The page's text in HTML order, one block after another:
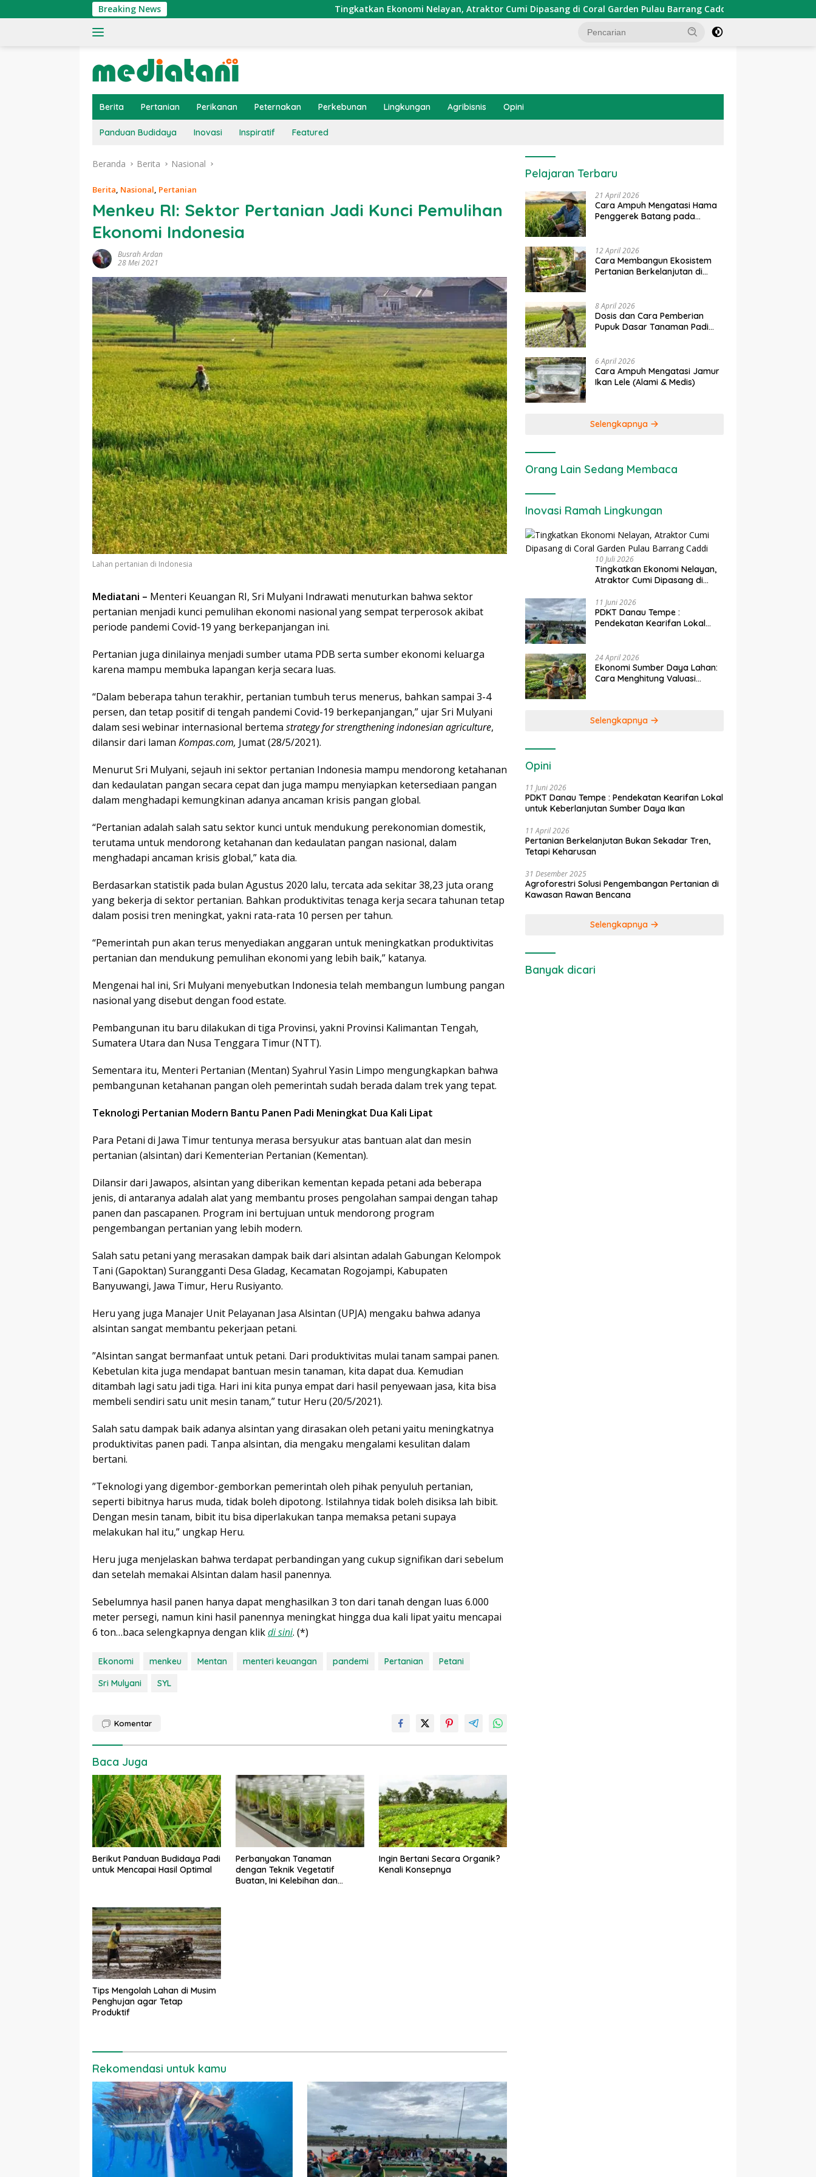
ke
Breaking News Tingkatkan Ekonomi Nelayan, Atraktor Cumi Dipasang di Coral Garden Pulau Barrang Caddi PDKT Danau Tempe :
Berita Pertanian Perikanan Peternakan Perkebunan Lingkungan Agribisnis Opini
Panduan Budidaya Inovasi Inspiratif Featured
Beranda Berita Nasional
Berita, Nasional, Pertanian
Menkeu RI: Sektor Pertanian Jadi Kunci Pemulihan
Ekonomi Indonesia
Busrah Ardan
28 Mei 2021
Lahan pertanian di Indonesia
Mediatani – Menteri Keuangan RI, Sri Mulyani Indrawati menuturkan bahwa sektor
pertanian menjadi kunci pemulihan ekonomi nasional yang sempat terperosok akibat
periode pandemi Covid-19 yang berkepanjangan ini.
Pertanian juga dinilainya menjadi sumber utama PDB serta sumber ekonomi keluarga
karena mampu membuka lapangan kerja secara luas.
“Dalam beberapa tahun terakhir, pertanian tumbuh terus menerus, bahkan sampai 3-4
persen, dan tetap positif di tengah pandemi Covid-19 berkepanjangan,” ujar Sri Mulyani
dalam sesi webinar internasional bertema strategy for strengthening indonesian agriculture,
dilansir dari laman Kompas.com, Jumat (28/5/2021).
Menurut Sri Mulyani, sejauh ini sektor pertanian Indonesia mampu mendorong ketahanan
dan kedaulatan pangan secara cepat dan juga mampu menyiapkan ketersediaan pangan
dalam menghadapi kemungkinan adanya ancaman krisis pangan global.
“Pertanian adalah salah satu sektor kunci untuk mendukung perekonomian domestik,
terutama untuk mendorong ketahanan dan kedaulatan pangan nasional, dalam
menghadapi ancaman krisis global,” kata dia.
Berdasarkan statistik pada bulan Agustus 2020 lalu, tercata ada sekitar 38,23 juta orang
yang bekerja di sektor pertanian. Bahkan produktivitas tenaga kerja secara tahunan tetap
dalam posisi tren meningkat, yakni rata-rata 10 persen per tahun.
“Pemerintah pun akan terus menyediakan anggaran untuk meningkatkan produktivitas
pertanian dan mendukung pemulihan ekonomi yang lebih baik,” katanya.
Mengenai hal ini, Sri Mulyani menyebutkan Indonesia telah membangun lumbung pangan
nasional yang disebut dengan food estate.
Pembangunan itu baru dilakukan di tiga Provinsi, yakni Provinsi Kalimantan Tengah,
Sumatera Utara dan Nusa Tenggara Timur (NTT).
Sementara itu, Menteri Pertanian (Mentan) Syahrul Yasin Limpo mengungkapkan bahwa
pembangunan ketahanan pangan oleh pemerintah sudah berada dalam trek yang tepat.
Teknologi Pertanian Modern Bantu Panen Padi Meningkat Dua Kali Lipat
Para Petani di Jawa Timur tentunya merasa bersyukur atas bantuan alat dan mesin
pertanian (alsintan) dari Kementerian Pertanian (Kementan).
Dilansir dari Jawapos, alsintan yang diberikan kementan kepada petani ada beberapa
jenis, di antaranya adalah alat yang membantu proses pengolahan sampai dengan tahap
panen dan pascapanen. Program ini bertujuan untuk mendorong program
pengembangan pertanian yang lebih modern.
Salah satu petani yang merasakan dampak baik dari alsintan adalah Gabungan Kelompok
Tani (Gapoktan) Surangganti Desa Gladag, Kecamatan Rogojampi, Kabupaten
Banyuwangi, Jawa Timur, Heru Rusiyanto.
Heru yang juga Manajer Unit Pelayanan Jasa Alsintan (UPJA) mengaku bahwa adanya
alsintan sangat membantu pekerjaan petani.
”Alsintan sangat bermanfaat untuk petani. Dari produktivitas mulai tanam sampai panen.
Kebetulan kita juga mendapat bantuan mesin tanaman, kita dapat dua. Kemudian
ditambah lagi satu jadi tiga. Hari ini kita punya empat dari hasil penyewaan jasa, kita bisa
membeli sendiri satu unit mesin tanam,” tutur Heru (20/5/2021).
Salah satu dampak baik adanya alsintan yang dirasakan oleh petani yaitu meningkatnya
produktivitas panen padi. Tanpa alsintan, dia mengaku mengalami kesulitan dalam
bertani.
”Teknologi yang digembor-gemborkan pemerintah oleh pihak penyuluh pertanian,
seperti bibitnya harus muda, tidak boleh dipotong. Istilahnya tidak boleh disiksa lah bibit.
Dengan mesin tanam, bibit itu bisa diperlakukan tanpa memaksa petani supaya
melakukan hal itu,” ungkap Heru.
Heru juga menjelaskan bahwa terdapat perbandingan yang cukup signifikan dari sebelum
dan setelah memakai Alsintan dalam hasil panennya.
Sebelumnya hasil panen hanya dapat menghasilkan 3 ton dari tanah dengan luas 6.000
meter persegi, namun kini hasil panennya meningkat hingga dua kali lipat yaitu mencapai
6 ton…baca selengkapnya dengan klikdi sini. (*)
Ekonomi menkeu Mentan menteri keuangan pandemi Pertanian
Petani
Sri Mulyani
SYL
Komentar
Baca Juga
Berikut Panduan Budidaya Padi
untuk Mencapai Hasil Optimal
Perbanyakan Tanaman
dengan Teknik Vegetatif
Buatan, Ini Kelebihan dan
Ingin Bertani Secara Organik?
Kenali Konsepnya
Tips Mengolah Lahan di Musim
Penghujan agar Tetap
Produktif
Rekomendasi untuk kamu
Pelajaran Terbaru
21 April 2026
Cara Ampuh Mengatasi Hama
Penggerek Batang pada
12 April 2026
Cara Membangun Ekosistem
Pertanian Berkelanjutan di
8 April 2026
Dosis dan Cara Pemberian
Pupuk Dasar Tanaman Padi
6 April 2026
Cara Ampuh Mengatasi Jamur
Ikan Lele (Alami & Medis)
Selengkapnya
Orang Lain Sedang Membaca
Inovasi Ramah Lingkungan
10 Juli 2026
Tingkatkan Ekonomi Nelayan,
Atraktor Cumi Dipasang di
Caddi
11 Juni 2026
PDKT Danau Tempe :
Pendekatan Kearifan Lokal
24 April 2026
Ekonomi Sumber Daya Lahan:
Cara Menghitung Valuasi
Selengkapnya
Opini
11 Juni 2026
PDKT Danau Tempe : Pendekatan Kearifan Lokal
untuk Keberlanjutan Sumber Daya Ikan
11 April 2026
Pertanian Berkelanjutan Bukan Sekadar Tren,
Tetapi Keharusan
31 Desember 2025
Agroforestri Solusi Pengembangan Pertanian di
Kawasan Rawan Bencana
Selengkapnya
Banyak dicari